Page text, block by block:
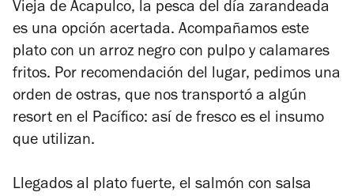
Vieja de Acapulco, la pesca del día zarandeada
es una opción acertada. Acompañamos este
plato con un arroz negro con pulpo y calamares
fritos. Por recomendación del lugar, pedimos una
orden de ostras, que nos transportó a algún
resort en el Pacífico: así de fresco es el insumo
que utilizan.
Llegados al plato fuerte, el salmón con salsa